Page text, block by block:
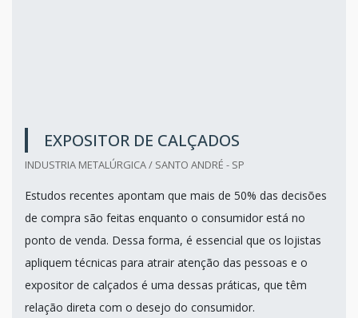
EXPOSITOR DE CALÇADOS
INDUSTRIA METALÚRGICA / SANTO ANDRÉ - SP
Estudos recentes apontam que mais de 50% das decisões
de compra são feitas enquanto o consumidor está no
ponto de venda. Dessa forma, é essencial que os lojistas
apliquem técnicas para atrair atenção das pessoas e o
expositor de calçados é uma dessas práticas, que têm
relação direta com o desejo do consumidor.